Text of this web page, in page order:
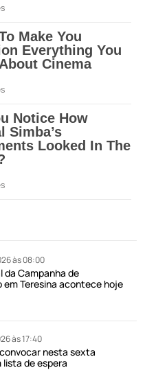
às 08:00
Campanha de
Teresina acontece hoje
às 17:40
nesta sexta
de espera